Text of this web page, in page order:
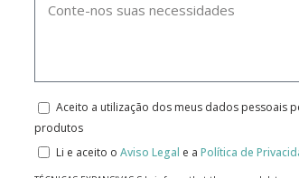
Aceito a utilização dos meus dados pessoais
produtos
Li e aceito o Aviso Legal e a Política de